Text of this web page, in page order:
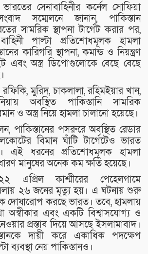
সেনাবাহিনীর কর্নেল সোফিয়া
সম্মেলনে জানান, পাকিস্তান
সামরিক স্থাপনা টার্গেট করার পর,
পাল্টা প্রতিশোধমূলক হামলা
কারিগরি স্থাপনা, কমান্ড ও নিয়ন্ত্রণ
এবং অস্ত্র ডিপোগুলোকে বেছে বেছে
মুরিদ, চাকলালা, রহিমইয়ার খান,
অবস্থিত পাকিস্তানি সামরিক
ও অস্ত্র নিয়ে হামলা চালানো হয়েছে।
পাকিস্তানের পসরুরে অবস্থিত রেডার
বিমান ঘাঁটি টার্গেটেও ভারত
এই ধরনের প্রতিশোধমূলক হামলা
মানুষের অনেক কম ক্ষতি হয়েছে।
এপ্রিল কাশ্মীরের পেহেলগামে
২৬ জনের মৃত্যু হয়। এ ঘটনায় শুরু
দোষারোপ করছে ভারত। তবে, হামলায়
অস্বীকার এবং একটি বিশ্বাসযোগ্য ও
প্রস্তাব দিয়ে আসছে ইসলামাবাদ।
দায়ী করে একাধিক পদক্ষেপ
ব্যবস্থা নেয় পাকিস্তানও।